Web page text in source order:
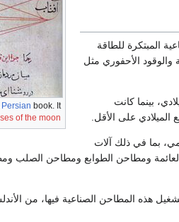
Persian book. It
of the moon
المبتكرة للطاقة
والوقود الأحفوري مثل
بينما كانت
على الأقل.
بما في ذلك آلات
ومطاحن الطوابع ومطاحن الصلب
هذه المطاحن الصناعية فيها، من